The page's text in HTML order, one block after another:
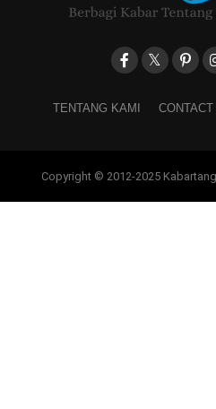
TENTANG KAMI CONTACT
Copyright © 2012-2025